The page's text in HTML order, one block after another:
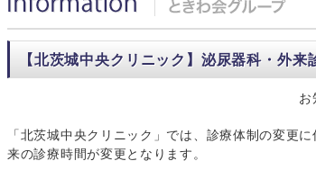
【北茨城中央クリニック】泌尿器科・外来
お
「北茨城中央クリニック」では、診療体制の変更
来の診療時間が変更となります。